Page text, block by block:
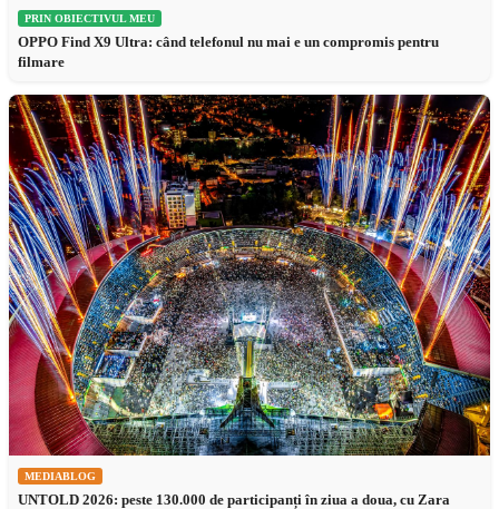
PRIN OBIECTIVUL MEU
OPPO Find X9 Ultra: când telefonul nu mai e un compromis pentru
filmare
MEDIABLOG
UNTOLD 2026: peste 130.000 de participanți în ziua a doua, cu Zara